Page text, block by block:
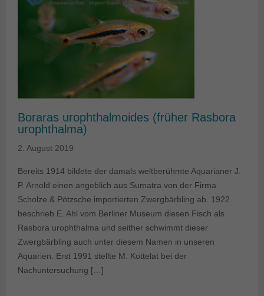
Boraras urophthalmoides (früher Rasbora
urophthalma)
2. August 2019
Bereits 1914 bildete der damals weltberühmte Aquarianer J.
P. Arnold einen angeblich aus Sumatra von der Firma
Scholze & Pötzsche importierten Zwergbärbling ab. 1922
beschrieb E. Ahl vom Berliner Museum diesen Fisch als
Rasbora urophthalma und seither schwimmt dieser
Zwergbärbling auch unter diesem Namen in unseren
Aquarien. Erst 1991 stellte M. Kottelat bei der
Nachuntersuchung […]